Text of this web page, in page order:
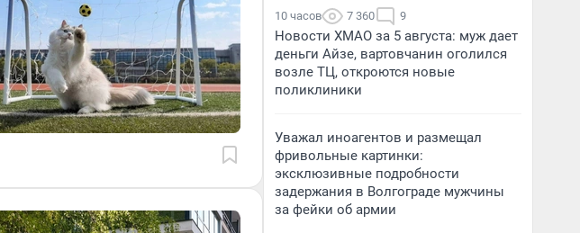
10 часов 7 360 9
Новости ХМАО за 5 августа: муж дает
деньги Айзе, вартовчанин оголился
возле ТЦ, откроются новые
поликлиники
Уважал иноагентов и размещал
фривольные картинки:
эксклюзивные подробности
задержания в Волгограде мужчины
за фейки об армии